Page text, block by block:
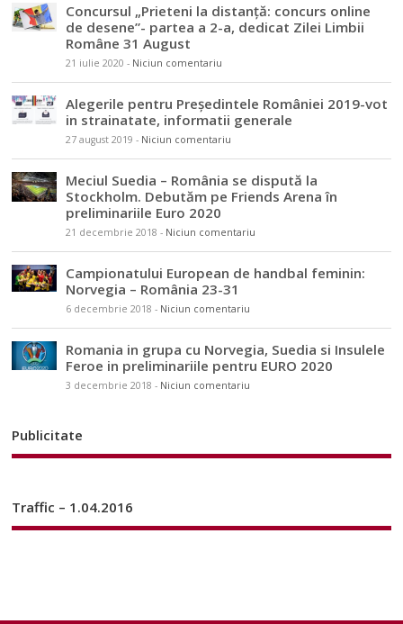
Concursul „Prieteni la distanță: concurs online
de desene”- partea a 2-a, dedicat Zilei Limbii
Române 31 August
21 iulie 2020 - Niciun comentariu
Alegerile pentru Președintele României 2019-vot
in strainatate, informatii generale
27 august 2019 - Niciun comentariu
Meciul Suedia – România se dispută la
Stockholm. Debutăm pe Friends Arena în
preliminariile Euro 2020
21 decembrie 2018 - Niciun comentariu
Campionatului European de handbal feminin:
Norvegia – România 23-31
6 decembrie 2018 - Niciun comentariu
Romania in grupa cu Norvegia, Suedia si Insulele
Feroe in preliminariile pentru EURO 2020
3 decembrie 2018 - Niciun comentariu
Publicitate
Traffic – 1.04.2016